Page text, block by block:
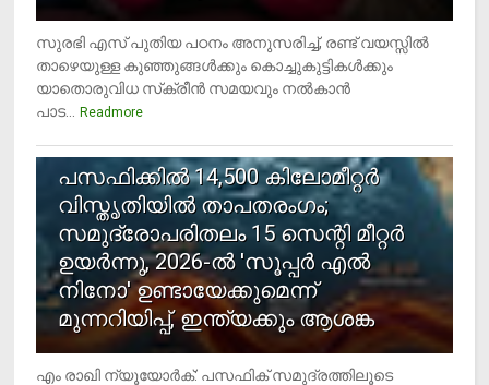
സുരഭി എസ് പുതിയ പഠനം അനുസരിച്ച്, രണ്ട് വയസ്സില്‍
താഴെയുള്ള കുഞ്ഞുങ്ങള്‍ക്കും കൊച്ചുകുട്ടികള്‍ക്കും
യാതൊരുവിധ സ്‌ക്രീന്‍ സമയവും നല്‍കാന്‍
പാട...
Readmore
പസഫിക്കില്‍ 14,500 കിലോമീറ്റര്‍
വിസ്തൃതിയില്‍ താപതരംഗം;
സമുദ്രോപരിതലം 15 സെന്റി മീറ്റര്‍
ഉയര്‍ന്നു, 2026-ല്‍ 'സൂപ്പര്‍ എല്‍
നിനോ' ഉണ്ടായേക്കുമെന്ന്
മുന്നറിയിപ്പ്, ഇന്ത്യക്കും ആശങ്ക
എം രാഖി ന്യൂയോര്‍ക്: പസഫിക് സമുദ്രത്തിലൂടെ